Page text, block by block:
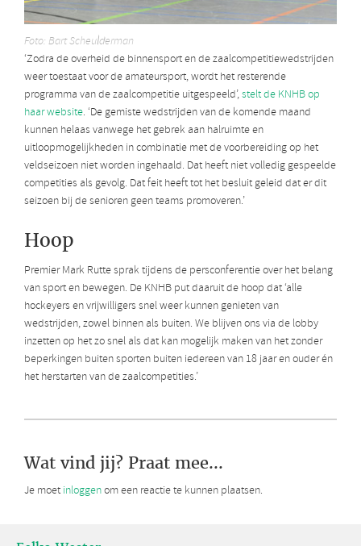
Foto: Bart Scheulderman
‘Zodra de overheid de binnensport en de zaalcompetitiewedstrijden
weer toestaat voor de amateursport, wordt het resterende
programma van de zaalcompetitie uitgespeeld’,stelt de KNHB op
haar website. ‘De gemiste wedstrijden van de komende maand
kunnen helaas vanwege het gebrek aan halruimte en
uitloopmogelijkheden in combinatie met de voorbereiding op het
veldseizoen niet worden ingehaald. Dat heeft niet volledig gespeelde
competities als gevolg. Dat feit heeft tot het besluit geleid dat er dit
seizoen bij de senioren geen teams promoveren.’
Hoop
Premier Mark Rutte sprak tijdens de persconferentie over het belang
van sport en bewegen. De KNHB put daaruit de hoop dat ‘alle
hockeyers en vrijwilligers snel weer kunnen genieten van
wedstrijden, zowel binnen als buiten. We blijven ons via de lobby
inzetten op het zo snel als dat kan mogelijk maken van het zonder
beperkingen buiten sporten buiten iedereen van 18 jaar en ouder én
het herstarten van de zaalcompetities.’
Wat vind jij? Praat mee...
Je moet inloggenom een reactie te kunnen plaatsen.